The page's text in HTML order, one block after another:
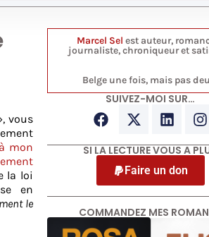
vous
mon
la loi
en
le
Marcel Sel est auteur,
journaliste, chroniqueur et
Belge une fois, mais pas
SUIVEZ-MOI SUR…
SI LA LECTURE VOUS A
Faire un don
COMMANDEZ MES